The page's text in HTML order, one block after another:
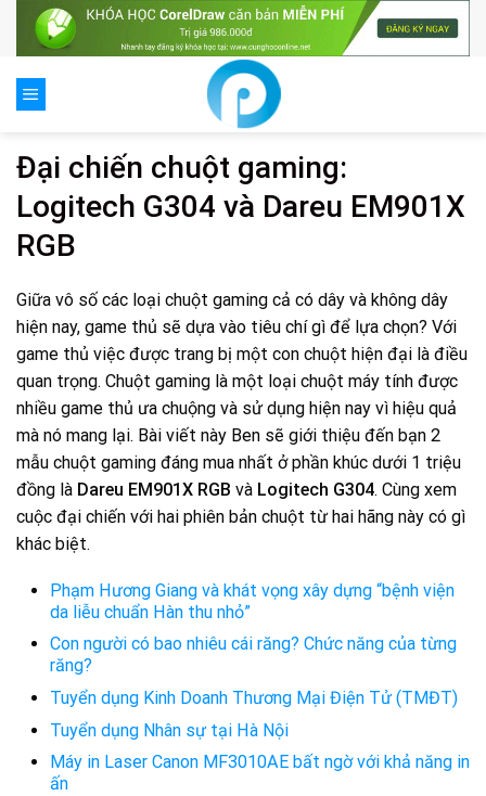
Đại chiến chuột gaming:
Logitech G304 và Dareu EM901X
RGB
Giữa vô số các loại chuột gaming cả có dây và không dây
hiện nay, game thủ sẽ dựa vào tiêu chí gì để lựa chọn? Với
game thủ việc được trang bị một con chuột hiện đại là điều
quan trọng. Chuột gaming là một loại chuột máy tính được
nhiều game thủ ưa chuộng và sử dụng hiện nay vì hiệu quả
mà nó mang lại. Bài viết này Ben sẽ giới thiệu đến bạn 2
mẫu chuột gaming đáng mua nhất ở phần khúc dưới 1 triệu
đồng là Dareu EM901X RGB và Logitech G304. Cùng xem
cuộc đại chiến với hai phiên bản chuột từ hai hãng này có gì
khác biệt.
Phạm Hương Giang và khát vọng xây dựng “bệnh viện
da liễu chuẩn Hàn thu nhỏ”
Con người có bao nhiêu cái răng? Chức năng của từng
răng?
Tuyển dụng Kinh Doanh Thương Mại Điện Tử (TMĐT)
Tuyển dụng Nhân sự tại Hà Nội
Máy in Laser Canon MF3010AE bất ngờ với khả năng in
ấn